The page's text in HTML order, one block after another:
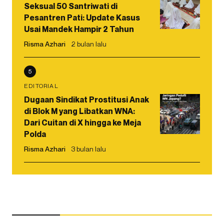
Seksual 50 Santriwati di
Pesantren Pati: Update Kasus
Usai Mandek Hampir 2 Tahun
Risma Azhari 2 bulan lalu
5
EDITORIAL
Dugaan Sindikat Prostitusi Anak
di Blok M yang Libatkan WNA:
Dari Cuitan di X hingga ke Meja
Polda
Risma Azhari 3 bulan lalu